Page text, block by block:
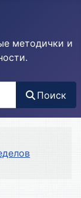
методички и
Поиск